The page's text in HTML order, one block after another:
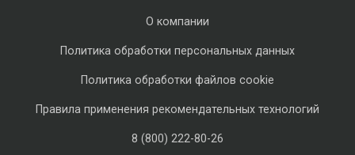
О компании
Политика обработки персональных данных
Политика обработки файлов cookie
Правила применения рекомендательных технологий
8 (800) 222-80-26